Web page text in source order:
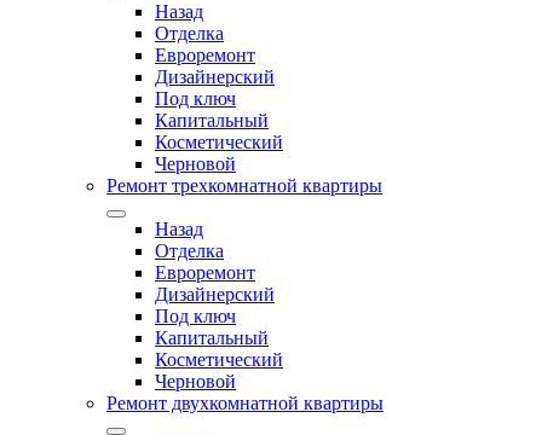
Назад
Отделка
Евроремонт
Дизайнерский
Под ключ
Капитальный
Косметический
Черновой
Ремонт трехкомнатной квартиры
Назад
Отделка
Евроремонт
Дизайнерский
Под ключ
Капитальный
Косметический
Черновой
Ремонт двухкомнатной квартиры